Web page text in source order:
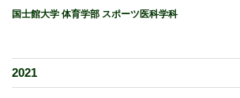
国士館大学 体育学部 スポーツ医科学科
2021